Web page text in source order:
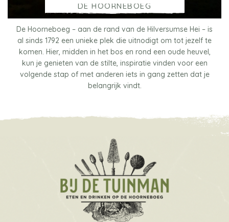
DE HOORNEBOEG
De Hoorneboeg – aan de rand van de Hilversumse Hei – is
al sinds 1792 een unieke plek die uitnodigt om tot jezelf te
komen. Hier, midden in het bos en rond een oude heuvel,
kun je genieten van de stilte, inspiratie vinden voor een
volgende stap of met anderen iets in gang zetten dat je
belangrijk vindt.